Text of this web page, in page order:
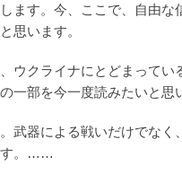
ます。今、ここで、自由
思います。
ウクライナにとどまって
一部を今一度読みたいと思
武器による戦いだけでな
す。……